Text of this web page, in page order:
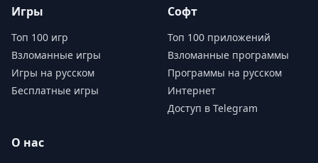
Игры
Топ 100 игр
Взломанные игры
Игры на русском
Бесплатные игры
Софт
Топ 100 приложений
Взломанные программы
Программы на русском
Интернет
Доступ в Telegram
О нас